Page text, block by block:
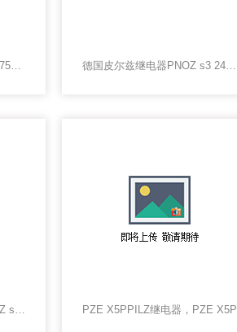
现货供应PILZ继电器订货号750104 PNOZ s4 24VDC 3 n/o 1 n/c 德国皮尔兹继电器PNOZ s3 24VDC 2 n/o
上海供应皮尔兹继电器PNOZ s1 C 24VDC 2 n/o PZE X5PPILZ继电器，PZE X5P